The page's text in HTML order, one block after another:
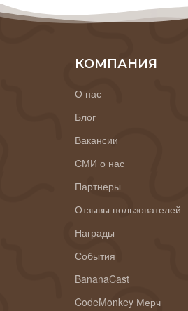
КОМПАНИЯ
О нас
Блог
Вакансии
СМИ о нас
Партнеры
Отзывы пользователей
Награды
События
BananaCast
CodeMonkey Мерч